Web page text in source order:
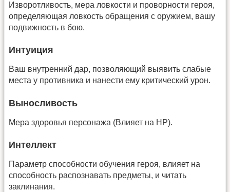
Изворотливость, мера ловкости и проворности героя,
определяющая ловкость обращения с оружием, вашу
подвижность в бою.
Интуиция
Ваш внутренний дар, позволяющий выявить слабые
места у противника и нанести ему критический урон.
Выносливость
Мера здоровья персонажа (Влияет на HP).
Интеллект
Параметр способности обучения героя, влияет на
способность распознавать предметы, и читать
заклинания.